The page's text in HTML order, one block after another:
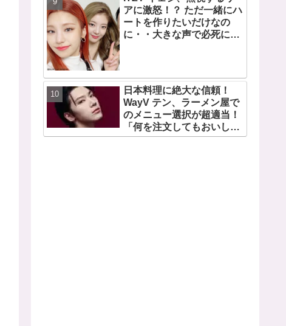
アに激怒！？ ただ一緒にハ
ートを作りたいだけなの
に・・大きな声で必死にア
日本料理に絶大な信頼！
WayV テン、ラーメン屋で
のメニュー選択が超適当！
「何を注文してもおいしい
から・・」日本の食べ物に